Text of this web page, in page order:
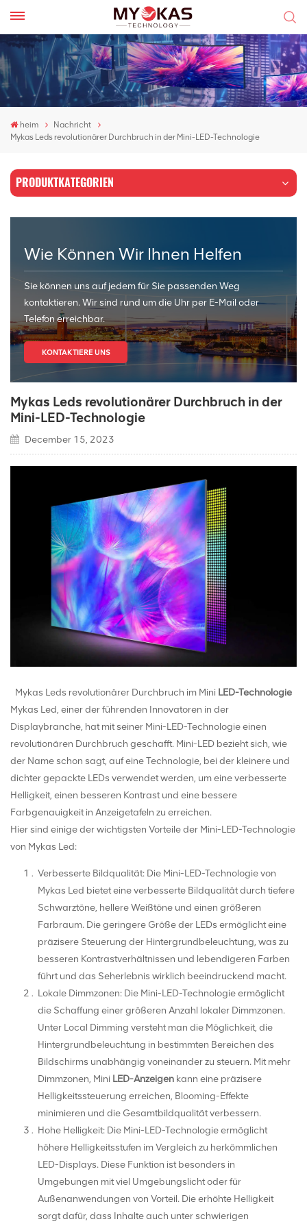
heim
Nachricht
Mykas Leds revolutionärer Durchbruch in der Mini-LED-Technologie
PRODUKTKATEGORIEN
Wie Können Wir Ihnen Helfen
Sie können uns auf jedem für Sie passenden Weg
kontaktieren. Wir sind rund um die Uhr per E-Mail oder
Telefon erreichbar.
KONTAKTIERE UNS
Mykas Leds revolutionärer Durchbruch in der
Mini-LED-Technologie
December 15, 2023
Mykas Leds revolutionärer Durchbruch im Mini LED-Technologie
Mykas Led, einer der führenden Innovatoren in der
Displaybranche, hat mit seiner Mini-LED-Technologie einen
revolutionären Durchbruch geschafft. Mini-LED bezieht sich, wie
der Name schon sagt, auf eine Technologie, bei der kleinere und
dichter gepackte LEDs verwendet werden, um eine verbesserte
Helligkeit, einen besseren Kontrast und eine bessere
Farbgenauigkeit in Anzeigetafeln zu erreichen.
Hier sind einige der wichtigsten Vorteile der Mini-LED-Technologie
von Mykas Led:
Verbesserte Bildqualität: Die Mini-LED-Technologie von
Mykas Led bietet eine verbesserte Bildqualität durch tiefere
Schwarztöne, hellere Weißtöne und einen größeren
Farbraum. Die geringere Größe der LEDs ermöglicht eine
präzisere Steuerung der Hintergrundbeleuchtung, was zu
besseren Kontrastverhältnissen und lebendigeren Farben
führt und das Seherlebnis wirklich beeindruckend macht.
Lokale Dimmzonen: Die Mini-LED-Technologie ermöglicht
die Schaffung einer größeren Anzahl lokaler Dimmzonen.
Unter Local Dimming versteht man die Möglichkeit, die
Hintergrundbeleuchtung in bestimmten Bereichen des
Bildschirms unabhängig voneinander zu steuern. Mit mehr
Dimmzonen, Mini LED-Anzeigen kann eine präzisere
Helligkeitssteuerung erreichen, Blooming-Effekte
minimieren und die Gesamtbildqualität verbessern.
Hohe Helligkeit: Die Mini-LED-Technologie ermöglicht
höhere Helligkeitsstufen im Vergleich zu herkömmlichen
LED-Displays. Diese Funktion ist besonders in
Umgebungen mit viel Umgebungslicht oder für
Außenanwendungen von Vorteil. Die erhöhte Helligkeit
sorgt dafür, dass Inhalte auch unter schwierigen